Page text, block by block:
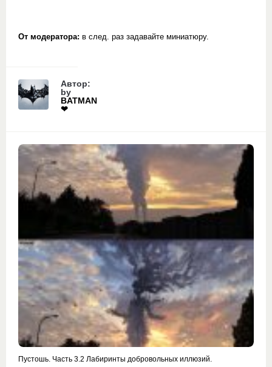
От модератора: в след. раз задавайте миниатюру.
Автор:
by
BATMAN
❤
Пустошь. Часть 3.2 Лабиринты добровольных иллюзий.